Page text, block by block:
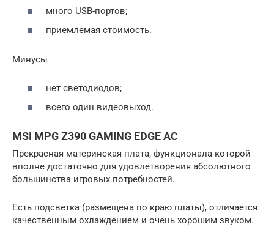
много USB-портов;
приемлемая стоимость.
Минусы
нет светодиодов;
всего один видеовыход.
MSI MPG Z390 GAMING EDGE AC
Прекрасная материнская плата, функционала которой
вполне достаточно для удовлетворения абсолютного
большинства игровых потребностей.
Есть подсветка (размещена по краю платы), отличается
качественным охлаждением и очень хорошим звуком.